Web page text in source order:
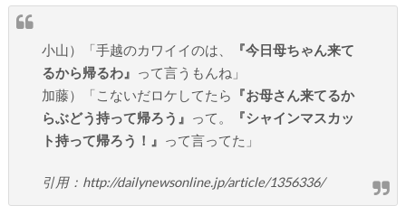
小山）「手越のカワイイのは、
『今日母ちゃん来て
るから帰るわ』 って言うもんね」
加藤）「こないだロケしてたら
『お母さん来てるか
らぶどう持って帰ろう』 って。
『シャインマスカッ
ト持って帰ろう！』 って言ってた」
引用：http://dailynewsonline.jp/article/1356336/